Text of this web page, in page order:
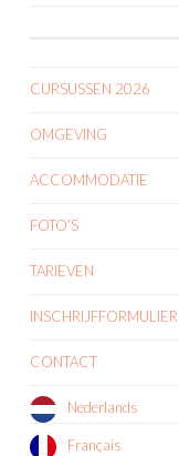
CURSUSSEN 2026
OMGEVING
ACCOMMODATIE
FOTO’S
TARIEVEN
INSCHRIJFFORMULIER
CONTACT
Nederlands
Français